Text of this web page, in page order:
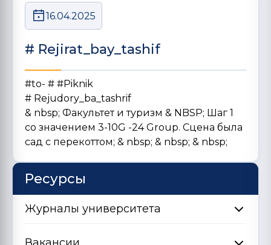
16.04.2025
# Rejirat_bay_tashif
#to- # #Piknik
# Rejudory_ba_tashrif
& nbsp; Факультет и туризм & NBSP; Шаг 1
со значением 3-10G -24 Group. Сцена была
сад с перекоттом; & nbsp; & nbsp; & nbsp;
Ресурсы
Журналы университета